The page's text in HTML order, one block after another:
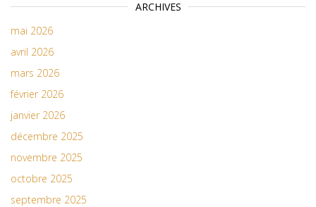
ARCHIVES
mai 2026
avril 2026
mars 2026
février 2026
janvier 2026
décembre 2025
novembre 2025
octobre 2025
septembre 2025